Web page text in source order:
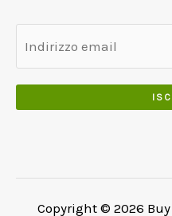
Copyright © 2026